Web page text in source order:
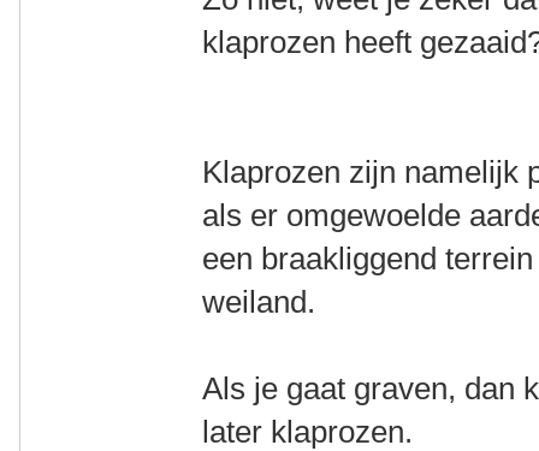
klaprozen heeft
Klaprozen zijn namelijk
als er omgewoelde
een braakliggend
weiland.
Als je gaat graven, dan
later klaprozen.